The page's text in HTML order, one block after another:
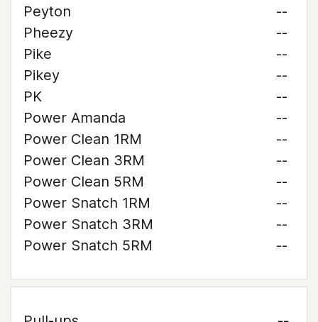
Peyton
--
Pheezy
--
Pike
--
Pikey
--
PK
--
Power Amanda
--
Power Clean 1RM
--
Power Clean 3RM
--
Power Clean 5RM
--
Power Snatch 1RM
--
Power Snatch 3RM
--
Power Snatch 5RM
--